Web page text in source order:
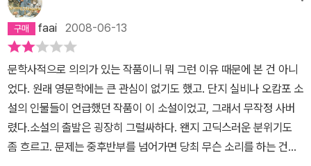
faai 2008-06-13
문학사적으로 의의가 있는 작품이니 뭐 그런 이유 때문에 본 건 아니
었다. 원래 영문학에는 큰 관심이 없기도 했고. 단지 실비나 오캄포 소
설의 인물들이 언급했던 작품이 이 소설이었고, 그래서 무작정 사버
렸다.소설의 출발은 굉장히 그럴싸하다. 왠지 고딕스러운 분위기도
좀 흐르고. 문제는 중후반부를 넘어가면 당최 무슨 소리를 하는 건지